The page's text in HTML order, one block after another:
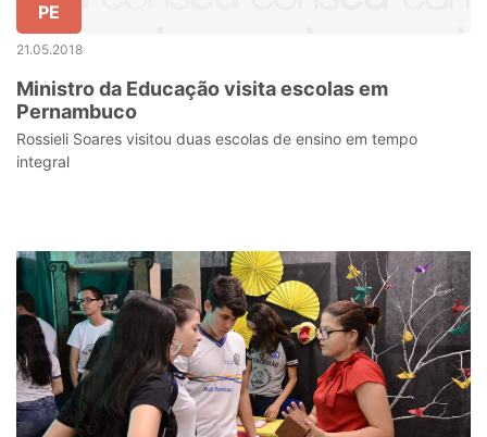
PE
21.05.2018
Ministro da Educação visita escolas em
Pernambuco
Rossieli Soares visitou duas escolas de ensino em tempo
integral